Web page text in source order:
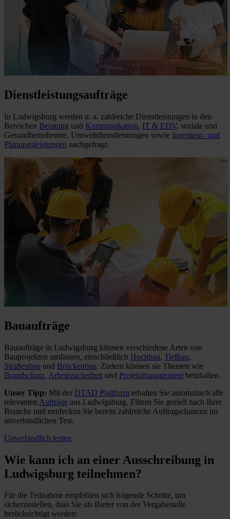
Dienstleistungsaufträge
In Ludwigsburg werden u. a. zahlreiche Dienstleistungen in den
Bereichen Beratung und Kommunikation, IT & EDV, soziale und
Gesundheitsdienste, Umweltdienstleistungen sowie Ingenieur- und
Planungsleistungen nachgefragt.
Bauaufträge
Bauaufträge in Ludwigsburg können verschiedene Arten von
Bauprojekten umfassen, einschließlich Hochbau, Tiefbau,
Straßenbau und Brückenbau. Zudem können sie Themen wie
Brandschutz, Arbeitssicherheit und Projektmanagement beinhalten.
Unser Tipp: Mit der DTAD Plattform erhalten Sie automatisch alle
relevanten Aufträge aus Ludwigsburg. Filtern Sie gezielt nach Ihrer
Branche und entdecken Sie bereits zahlreiche Auftragschancen im
unverbindlichen Test.
Unverbindlich testen
Wie kann ich an einer Ausschreibung in
Ludwigsburg teilnehmen?
Für die Teilnahme empfehlen sich folgende Schritte, um
sicherzustellen, dass Sie als Bieter von der Vergabestelle
berücksichtigt werden: